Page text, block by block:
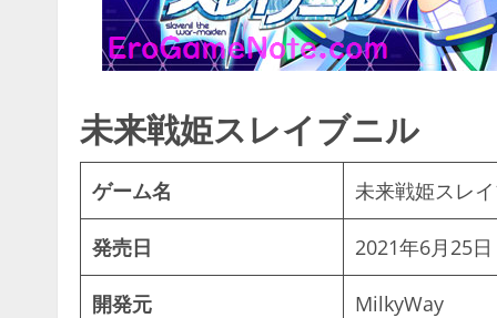
未来戦姫スレイブニル
ゲーム名 未来戦姫スレ
発売日 2021年6月25日
開発元 MilkyWay